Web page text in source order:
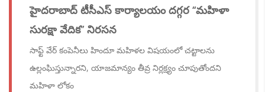
హైదరాబాద్ టీసీఎస్ కార్యాలయం దగ్గర ‘‘మహిళా
సురక్షా వేదిక’’ నిరసన
సాఫ్ట్ వేర్ కంపెనీలు హిందూ మహిళల విషయంలో చట్టాలను
ఉల్లంఘిస్తున్నారని, యాజమాన్యం తీవ్ర నిర్లక్ష్యం చూపుతోందని
మహిళా లోకం